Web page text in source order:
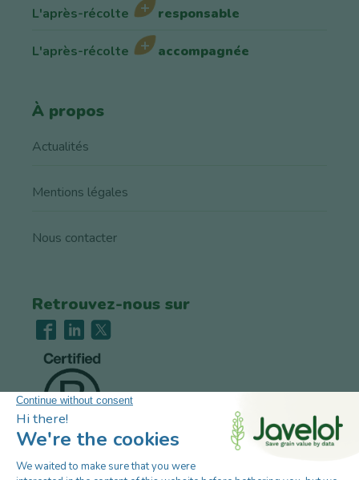
L'après-récolte
responsable
L'après-récolte accompagnée
À propos
Actualités
Mentions légales
Nous contacter
Retrouvez-nous sur